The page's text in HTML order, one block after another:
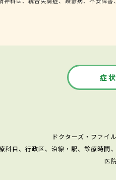
症
ドクターズ・ファイ
科目、行政区、沿線・駅、診療時間
医